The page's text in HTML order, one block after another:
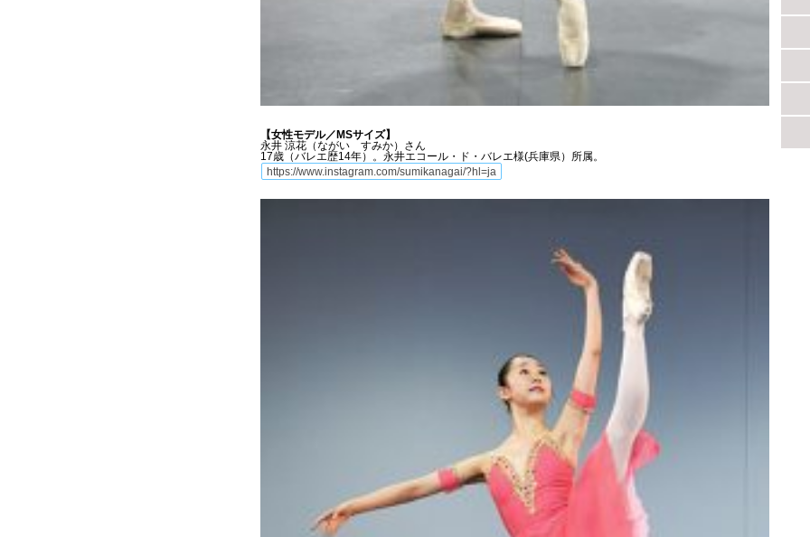
【女性モデル／MSサイズ】
永井 涼花（ながい すみか）さん
17歳（バレエ歴14年）。永井エコール・ド・バレエ様(兵庫県）所属。
https://www.instagram.com/sumikanagai/?hl=ja